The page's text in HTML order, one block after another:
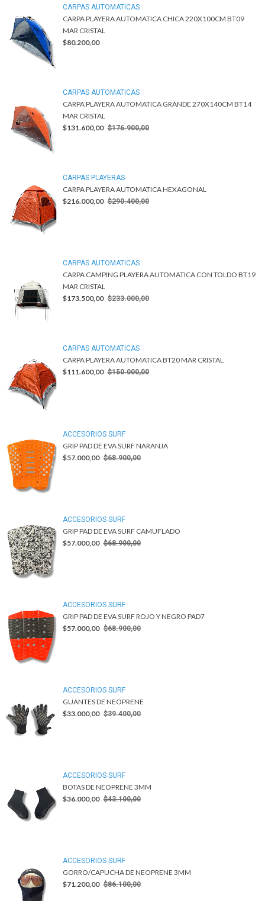
CARPAS AUTOMATICAS
CARPA PLAYERA AUTOMATICA CHICA 220X100CM BT09
MAR CRISTAL
$80.200,00
CARPAS AUTOMATICAS
CARPA PLAYERA AUTOMATICA GRANDE 270X140CM BT14
MAR CRISTAL
$131.600,00 $176.900,00
CARPAS PLAYERAS
CARPA PLAYERA AUTOMATICA HEXAGONAL
$216.000,00 $290.400,00
CARPAS AUTOMATICAS
CARPA CAMPING PLAYERA AUTOMATICA CON TOLDO BT19
MAR CRISTAL
$173.500,00 $233.000,00
CARPAS AUTOMATICAS
CARPA PLAYERA AUTOMATICA BT20 MAR CRISTAL
$111.600,00 $150.000,00
ACCESORIOS SURF
GRIP PAD DE EVA SURF NARANJA
$57.000,00 $68.900,00
ACCESORIOS SURF
GRIP PAD DE EVA SURF CAMUFLADO
$57.000,00 $68.900,00
ACCESORIOS SURF
GRIP PAD DE EVA SURF ROJO Y NEGRO PAD7
$57.000,00 $68.900,00
ACCESORIOS SURF
GUANTES DE NEOPRENE
$33.000,00 $39.400,00
ACCESORIOS SURF
BOTAS DE NEOPRENE 3MM
$36.000,00 $43.100,00
ACCESORIOS SURF
GORRO/CAPUCHA DE NEOPRENE 3MM
$71.200,00 $86.100,00